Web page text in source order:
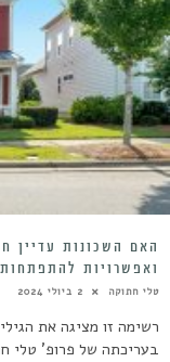
האם השכונות עדיין
ואפשרויות
טלי חתוקה 2 ביולי 2024
בעריכתה של פרופ' טלי